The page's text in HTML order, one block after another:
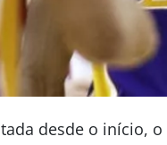
desde o início,